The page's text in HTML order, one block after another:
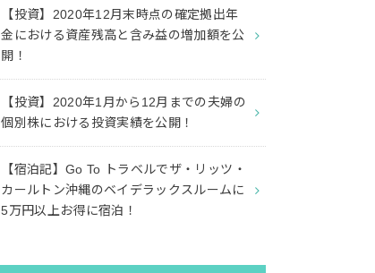
【投資】2020年12月末時点の確定拠出年
金における資産残高と含み益の増加額を公
開！
【投資】2020年1月から12月までの夫婦の
個別株における投資実績を公開！
【宿泊記】Go To トラベルでザ・リッツ・
カールトン沖縄のベイデラックスルームに
5万円以上お得に宿泊！